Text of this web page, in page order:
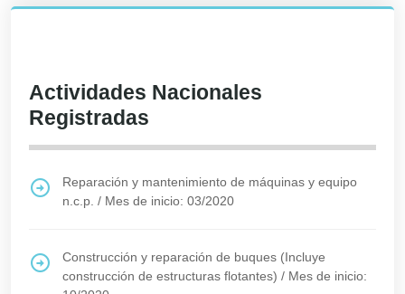
Actividades Nacionales
Registradas
Reparación y mantenimiento de máquinas y equipo
n.c.p. / Mes de inicio: 03/2020
Construcción y reparación de buques (Incluye
construcción de estructuras flotantes) / Mes de inicio: